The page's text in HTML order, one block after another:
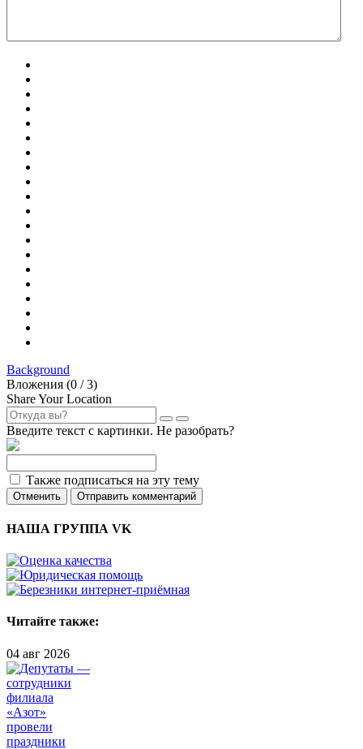
Background
Вложения (0 / 3)
Share Your Location
Введите текст с картинки. Не разобрать?
Также подписаться на эту тему
Отменить Отправить комментарий
НАША ГРУППА VK
Читайте также:
04 авг 2026